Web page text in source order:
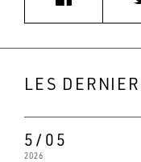
AIDE AU CHOIX
LES
5/05
2026